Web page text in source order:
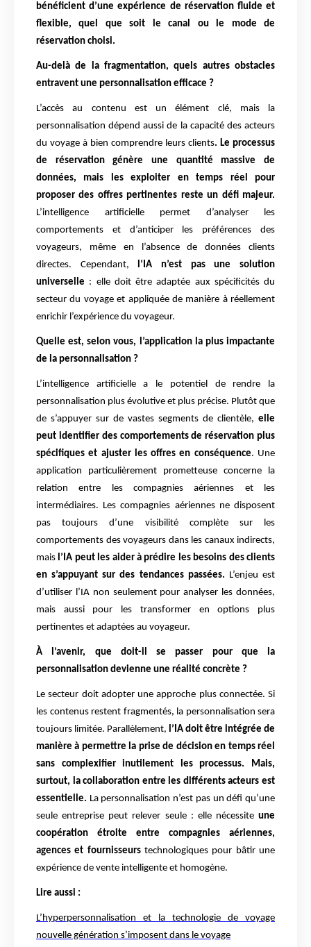
bénéficient d’une expérience de réservation fluide et
flexible, quel que soit le canal ou le mode de
réservation choisi.
Au-delà de la fragmentation, quels autres obstacles
entravent une personnalisation efficace ?
L’accès au contenu est un élément clé, mais la
personnalisation dépend aussi de la capacité des acteurs
du voyage à bien comprendre leurs clients. Le processus
de réservation génère une quantité massive de
données, mais les exploiter en temps réel pour
proposer des offres pertinentes reste un défi majeur.
L’intelligence artificielle permet d’analyser les
comportements et d’anticiper les préférences des
voyageurs, même en l’absence de données clients
directes. Cependant, l’IA n’est pas une solution
universelle : elle doit être adaptée aux spécificités du
secteur du voyage et appliquée de manière à réellement
enrichir l’expérience du voyageur.
Quelle est, selon vous, l’application la plus impactante
de la personnalisation ?
L’intelligence artificielle a le potentiel de rendre la
personnalisation plus évolutive et plus précise. Plutôt que
de s’appuyer sur de vastes segments de clientèle, elle
peut identifier des comportements de réservation plus
spécifiques et ajuster les offres en conséquence. Une
application particulièrement prometteuse concerne la
relation entre les compagnies aériennes et les
intermédiaires. Les compagnies aériennes ne disposent
pas toujours d’une visibilité complète sur les
comportements des voyageurs dans les canaux indirects,
mais l’IA peut les aider à prédire les besoins des clients
en s’appuyant sur des tendances passées. L’enjeu est
d’utiliser l’IA non seulement pour analyser les données,
mais aussi pour les transformer en options plus
pertinentes et adaptées au voyageur.
À l’avenir, que doit-il se passer pour que la
personnalisation devienne une réalité concrète ?
Le secteur doit adopter une approche plus connectée. Si
les contenus restent fragmentés, la personnalisation sera
toujours limitée. Parallèlement, l’IA doit être intégrée de
manière à permettre la prise de décision en temps réel
sans complexifier inutilement les processus. Mais,
surtout, la collaboration entre les différents acteurs est
essentielle. La personnalisation n’est pas un défi qu’une
seule entreprise peut relever seule : elle nécessite une
coopération étroite entre compagnies aériennes,
agences et fournisseurs technologiques pour bâtir une
expérience de vente intelligente et homogène.
Lire aussi :
L’hyperpersonnalisation et la technologie de voyage
nouvelle génération s’imposent dans le voyage